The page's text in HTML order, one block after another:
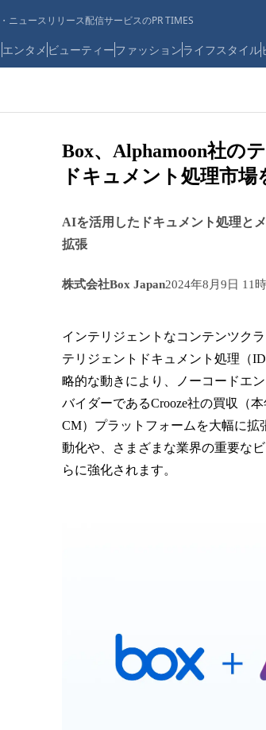
ニュースリリース配信サービスのPR TIMES
エンタメ ビューティーファッションライフスタイル
Box、Alphamoon社の
ドキュメント処理市場
AIを活用したドキュメント処理と
拡張
株式会社Box Japan2024年8月9日 11
インテリジェントなコンテンツク
テリジェントドキュメント処理（
略的な動きにより、ノーコードエ
バイダーであるCrooze社の買収（本
CM）プラットフォームを大幅に拡
動化や、さまざまな業界の重要な
らに強化されます。